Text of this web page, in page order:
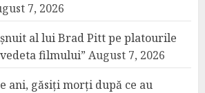
7, 2026
al lui Brad Pitt pe platourile
filmului” August 7, 2026
ani, găsiți morți după ce au